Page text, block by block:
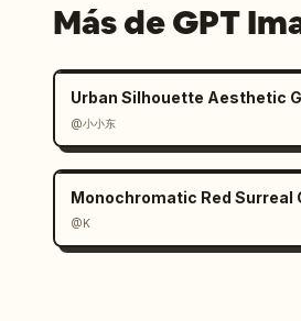
Más de GPT
Urban Silhouette Aesthetic
@小小东
Monochromatic Red Surreal
@K